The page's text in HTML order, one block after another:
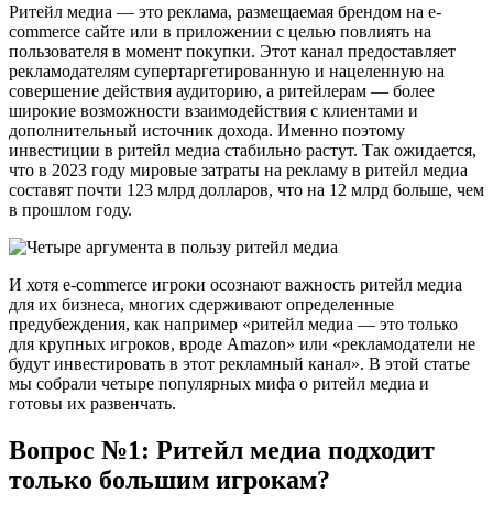
Ритейл медиа — это реклама, размещаемая брендом на e-
commerce сайте или в приложении с целью повлиять на
пользователя в момент покупки. Этот канал предоставляет
рекламодателям супертаргетированную и нацеленную на
совершение действия аудиторию, а ритейлерам — более
широкие возможности взаимодействия с клиентами и
дополнительный источник дохода. Именно поэтому
инвестиции в ритейл медиа стабильно растут. Так ожидается,
что в 2023 году мировые затраты на рекламу в ритейл медиа
составят почти 123 млрд долларов, что на 12 млрд больше, чем
в прошлом году.
И хотя e-commerce игроки осознают важность ритейл медиа
для их бизнеса, многих сдерживают определенные
предубеждения, как например «ритейл медиа — это только
для крупных игроков, вроде Amazon» или «рекламодатели не
будут инвестировать в этот рекламный канал». В этой статье
мы собрали четыре популярных мифа о ритейл медиа и
готовы их развенчать.
Вопрос №1: Ритейл медиа подходит
только большим игрокам?